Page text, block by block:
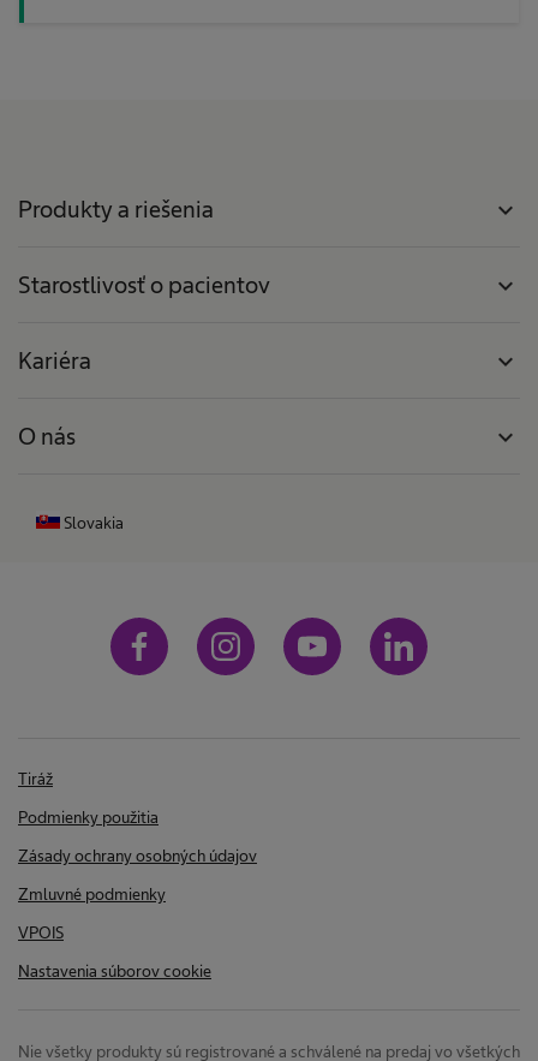
Produkty a riešenia expand_more
Starostlivosť o pacientov expand_more
Kariéra expand_more
O nás expand_more
Slovakia
Tiráž
Podmienky použitia
Zásady ochrany osobných údajov
Zmluvné podmienky
VPOIS
Nastavenia súborov cookie
Nie všetky produkty sú registrované a schválené na predaj vo všetkých